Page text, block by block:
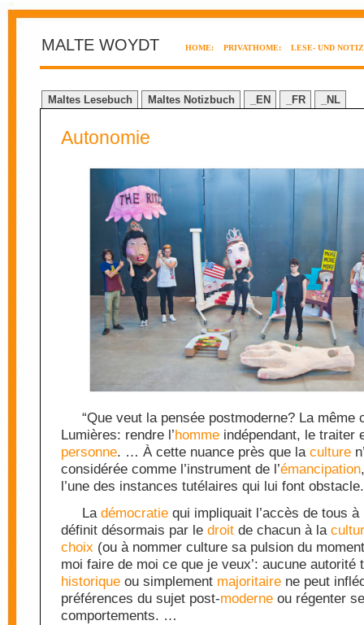
MALTE WOYDT HOME: PRIVATHOME: LESE- UND
Maltes Lesebuch Maltes Notizbuch _EN _FR _NL
Autonomie
“Que veut la pensée postmoderne? La même
Lumières: rendre l’homme indépendant, le traiter
personne. … À cette nuance près que la culture
considérée comme l’instrument de l’émancipation
l’une des instances tutélaires qui lui font
La démocratie qui impliquait l’accès de tous
définit désormais par le droit de chacun à la
choix (ou à nommer culture sa pulsion du
moi faire de moi ce que je veux’: aucune autorité
historique ou simplement majoritaire ne peut
préférences du sujet post-moderne ou régenter
comportements. …